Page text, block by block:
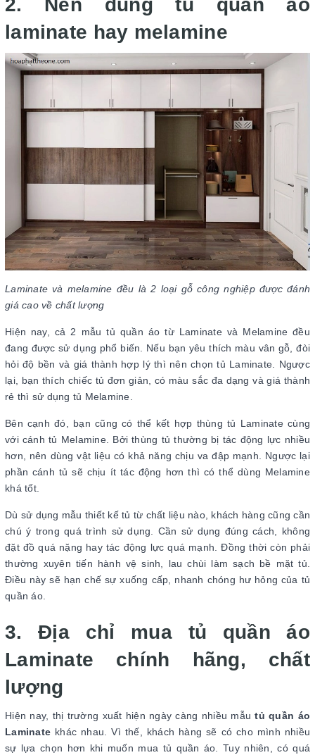
laminate hay melamine
Laminate và melamine đều là 2 loại gỗ công nghiệp được đánh
giá cao về chất lượng
Hiện nay, cả 2 mẫu tủ quần áo từ Laminate và Melamine đều
đang được sử dụng phổ biến. Nếu bạn yêu thích màu vân gỗ, đòi
hỏi độ bền và giá thành hợp lý thì nên chọn tủ Laminate. Ngược
lại, bạn thích chiếc tủ đơn giản, có màu sắc đa dạng và giá thành
rẻ thì sử dụng tủ Melamine.
Bên cạnh đó, bạn cũng có thể kết hợp thùng tủ Laminate cùng
với cánh tủ Melamine. Bởi thùng tủ thường bị tác động lực nhiều
hơn, nên dùng vật liệu có khả năng chịu va đập mạnh. Ngược lại
phần cánh tủ sẽ chịu ít tác động hơn thì có thể dùng Melamine
khá tốt.
Dù sử dụng mẫu thiết kế tủ từ chất liệu nào, khách hàng cũng cần
chú ý trong quá trình sử dụng. Cần sử dụng đúng cách, không
đặt đồ quá nặng hay tác động lực quá mạnh. Đồng thời còn phải
thường xuyên tiến hành vệ sinh, lau chùi làm sạch bề mặt tủ.
Điều này sẽ hạn chế sự xuống cấp, nhanh chóng hư hỏng của tủ
quần áo.
3. Địa chỉ mua tủ quần áo
Laminate chính hãng, chất
lượng
Hiện nay, thị trường xuất hiện ngày càng nhiều mẫutủ quần áo
Laminate khác nhau. Vì thế, khách hàng sẽ có cho mình nhiều
sự lựa chọn hơn khi muốn mua tủ quần áo. Tuy nhiên, có quá